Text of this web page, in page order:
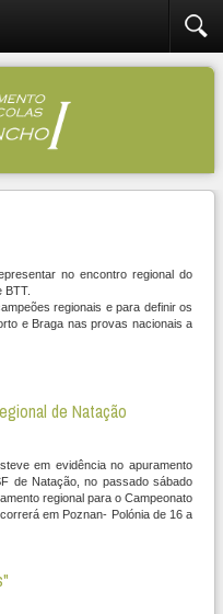
no encontro regional do
BTT.
regionais e para definir os
e Braga nas provas nacionais a
de Natação
em evidência no apuramento
de Natação, no passado sábado
regional para o Campeonato
em Poznan- Polónia de 16 a